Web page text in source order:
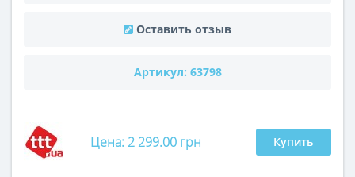
Оставить отзыв
Артикул: 63798
Цена: 2 299.00 грн Купить